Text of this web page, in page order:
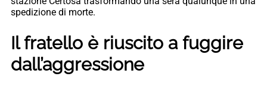
spedizione di morte.
Il fratello è riuscito a fuggire
dall’aggressione